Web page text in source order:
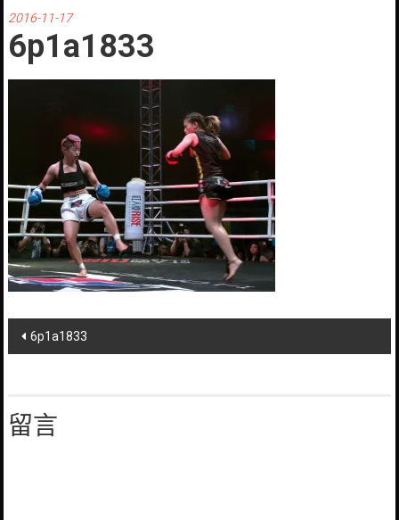
堂
RISE
2016-11-17
6p1a1833
Post
6p1a1833
留言